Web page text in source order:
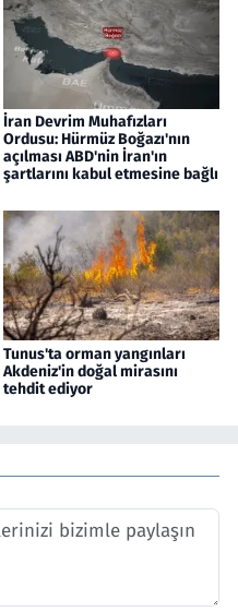
İran Devrim Muhafızları
Ordusu: Hürmüz Boğazı'nın
açılması ABD'nin İran'ın
şartlarını kabul etmesine bağlı
Tunus'ta orman yangınları
Akdeniz'in doğal mirasını
tehdit ediyor